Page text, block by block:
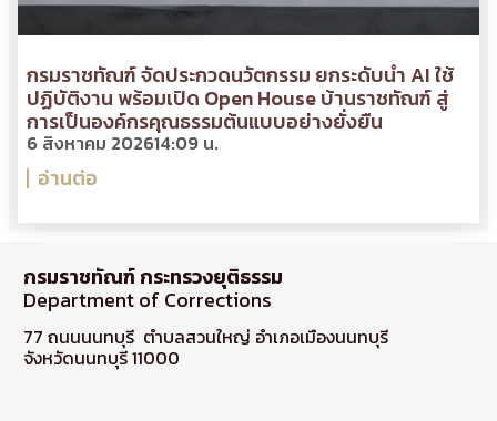
กรมราชทัณฑ์ จัดประกวดนวัตกรรม ยกระดับนำ AI ใช้
ปฏิบัติงาน พร้อมเปิด Open House บ้านราชทัณฑ์ สู่
การเป็นองค์กรคุณธรรมต้นแบบอย่างยั่งยืน
6 สิงหาคม 202614:09 น.
อ่านต่อ
กรมราชทัณฑ์ กระทรวงยุติธรรม
Department of Corrections
77 ถนนนนทบุรี ตำบลสวนใหญ่ อำเภอเมืองนนทบุรี
จังหวัดนนทบุรี 11000